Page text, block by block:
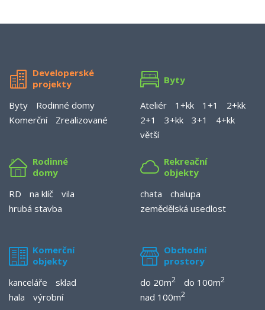
Developerské
projekty
Byty
Rodinné domy
Komerční
Zrealizované
Byty
Ateliér 1+kk 1+1
2+kk
2+1
3+kk 3+1
4+kk
větší
Rodinné
domy
RD
na klíč
vila
hrubá stavba
Rekreační
objekty
chata
chalupa
zemědělská usedlost
Komerční
objekty
kanceláře
sklad
hala
výrobní
Obchodní
prostory
do 20m2 do 100m2
nad 100m2